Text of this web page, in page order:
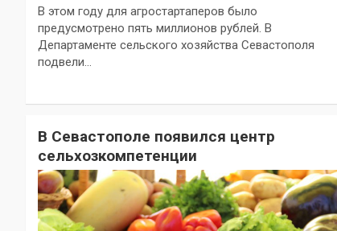
В этом году для агростартаперов было
предусмотрено пять миллионов рублей. В
Департаменте сельского хозяйства Севастополя
подвели…
В Севастополе появился центр
сельхозкомпетенции